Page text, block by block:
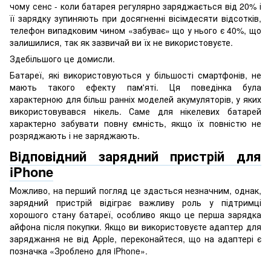
чому сенс - коли батарея регулярно заряджається від 20% і
її зарядку зупиняють при досягненні вісімдесяти відсотків,
телефон випадковим чином «забуває» що у нього є 40%, що
залишилися, так як зазвичай ви їх не використовуєте.
Здебільшого це домисли.
Батареї, які використовуються у більшості смартфонів, не
мають такого ефекту пам'яті. Ця поведінка була
характерною для більш ранніх моделей акумуляторів, у яких
використовувався нікель. Саме для нікелевих батарей
характерно забувати повну ємність, якщо їх повністю не
розряджають і не заряджають.
Відповідний зарядний пристрій для
iPhone
Можливо, на перший погляд це здасться незначним, однак,
зарядний пристрій відіграє важливу роль у підтримці
хорошого стану батареї, особливо якщо це перша зарядка
айфона після покупки. Якщо ви використовуєте адаптер для
заряджання не від Apple, переконайтеся, що на адаптері є
позначка «Зроблено для iPhone».